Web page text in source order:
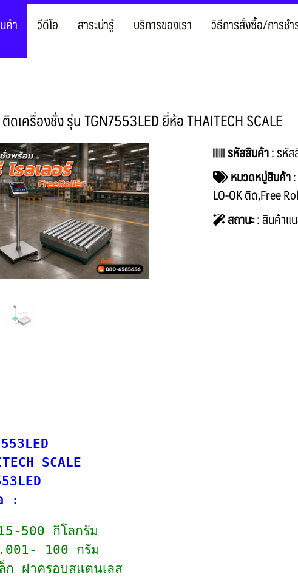
ค้า วีดีโอ สาระน่ารู้ บริการของเรา วิธีการสั่งซื้อ/การชำ
เครื่องชั่ง รุ่น TGN7553LED ยี่ห้อ THAITECH SCALE
รหัสสินค้า: รหั
หมวดหมู่สินค้า:
LO-OK ติด,Free
สถานะ: สินค้าแ
SCALE
:
500 กิโลกรัม
100 กรัม
ก ฝาครอบสแตนเลส